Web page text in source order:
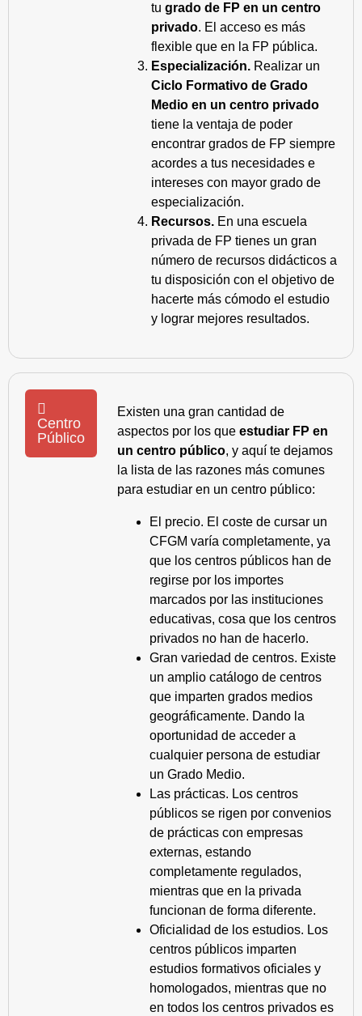
tu grado de FP en un centro
privado. El acceso es más
flexible que en la FP pública.
Especialización. Realizar un
Ciclo Formativo de Grado
Medio en un centro privado
tiene la ventaja de poder
encontrar grados de FP siempre
acordes a tus necesidades e
intereses con mayor grado de
especialización.
Recursos. En una escuela
privada de FP tienes un gran
número de recursos didácticos a
tu disposición con el objetivo de
hacerte más cómodo el estudio
y lograr mejores resultados.
Centro
Público
Existen una gran cantidad de
aspectos por los que estudiar FP en
un centro público, y aquí te dejamos
la lista de las razones más comunes
para estudiar en un centro público:
El precio. El coste de cursar un
CFGM varía completamente, ya
que los centros públicos han de
regirse por los importes
marcados por las instituciones
educativas, cosa que los centros
privados no han de hacerlo.
Gran variedad de centros. Existe
un amplio catálogo de centros
que imparten grados medios
geográficamente. Dando la
oportunidad de acceder a
cualquier persona de estudiar
un Grado Medio.
Las prácticas. Los centros
públicos se rigen por convenios
de prácticas con empresas
externas, estando
completamente regulados,
mientras que en la privada
funcionan de forma diferente.
Oficialidad de los estudios. Los
centros públicos imparten
estudios formativos oficiales y
homologados, mientras que no
en todos los centros privados es